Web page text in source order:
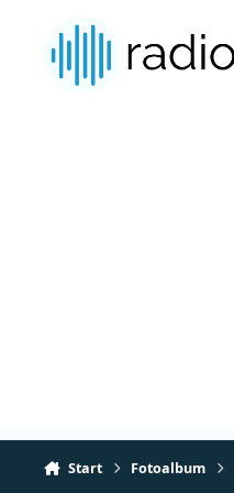
Start Fotoalbum